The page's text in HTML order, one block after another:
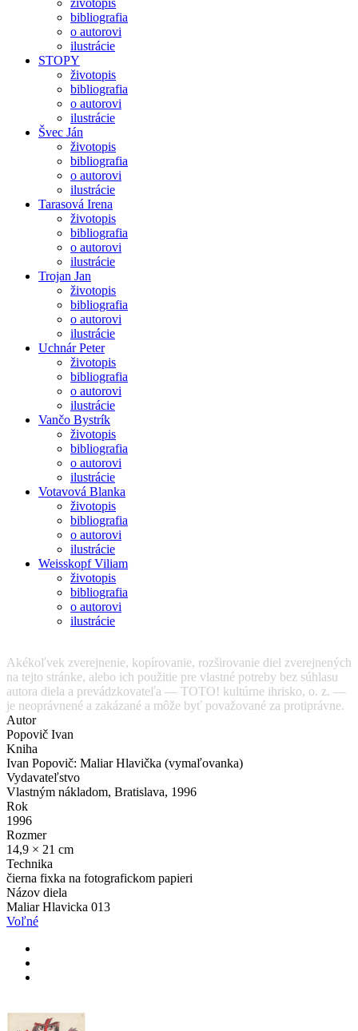
životopis
bibliografia
o autorovi
ilustrácie
STOPY
životopis
bibliografia
o autorovi
ilustrácie
Švec Ján
životopis
bibliografia
o autorovi
ilustrácie
Tarasová Irena
životopis
bibliografia
o autorovi
ilustrácie
Trojan Jan
životopis
bibliografia
o autorovi
ilustrácie
Uchnár Peter
životopis
bibliografia
o autorovi
ilustrácie
Vančo Bystrík
životopis
bibliografia
o autorovi
ilustrácie
Votavová Blanka
životopis
bibliografia
o autorovi
ilustrácie
Weisskopf Viliam
životopis
bibliografia
o autorovi
ilustrácie
Akékoľvek zverejnenie, kopírovanie, rozširovanie diel zverejnených
na tejto stránke, alebo ich použitie pre vlastné potreby bez súhlasu
autora diela a prevádzkovateľa — TOTO! kultúrne ihrisko, o. z. —
je neoprávnené a zakázané a môže byť považované za protiprávne.
Autor
Popovič Ivan
Kniha
Ivan Popovič: Maliar Hlavička (vymaľovanka)
Vydavateľstvo
Vlastným nákladom, Bratislava, 1996
Rok
1996
Rozmer
14,9 × 21 cm
Technika
čierna fixka na fotografickom papieri
Názov diela
Maliar Hlavicka 013
Voľné